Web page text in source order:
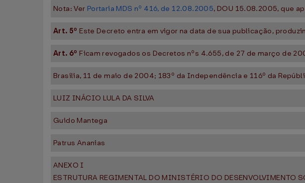
Nota: Ver Portaria MDS nº 416, de 12.08.2005, DOU 15.08.2005, que
Art. 5º Este Decreto entra em vigor na data de sua publicação,
Art. 6º Ficam revogados os Decretos nºs 4.655, de 27 de março de
Brasília, 11 de maio de 2004; 183º da Independência e 116º da
LUIZ INÁCIO LULA DA SILVA
Guido Mantega
Patrus Ananias
ANEXO I
ESTRUTURA REGIMENTAL DO MINISTÉRIO DO DESENVOLVIMENTO